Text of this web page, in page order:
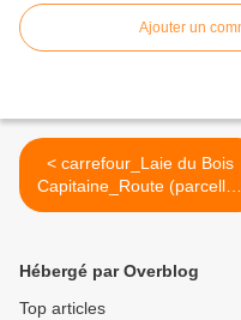
Ajouter un
< carrefour_Laie du Bois
Capitaine_Route (parcelles
1061-1050-1038-1030)
Hébergé par Overblog
Top articles